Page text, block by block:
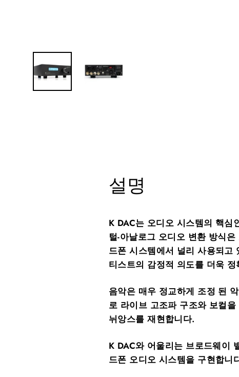
설명
K DAC는 오디오 시스템의 핵심
털-아날로그 오디오 변환 방식
드폰 시스템에서 널리 사용되
티스트의 감정적 의도를 더욱
음악은 매우 정교하게 조정 된
로 라이브 고조파 구조와 보컬
뉘앙스를 재현합니다.
K DAC와 어울리는 브로드웨이
드폰 오디오 시스템을 구현합니